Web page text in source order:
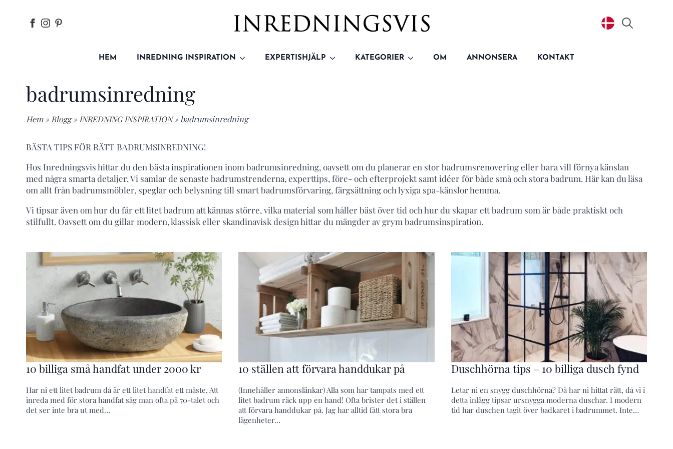
HEM INREDNING INSPIRATION EXPERTISHJÄLP KATEGORIER OM ANNONSERA KONTAKT
badrumsinredning
Hem » Blogg » INREDNING INSPIRATION » badrumsinredning
BÄSTA TIPS FÖR RÄTT BADRUMSINREDNING!
Hos Inredningsvis hittar du den bästa inspirationen inom badrumsinredning, oavsett om du planerar en stor badrumsrenovering eller bara vill förnya känslan
med några smarta detaljer. Vi samlar de senaste badrumstrenderna, experttips, före- och efterprojekt samt idéer för både små och stora badrum. Här kan du läsa
om allt från badrumsmöbler, speglar och belysning till smart badrumsförvaring, färgsättning och lyxiga spa-känslor hemma.
Vi tipsar även om hur du får ett litet badrum att kännas större, vilka material som håller bäst över tid och hur du skapar ett badrum som är både praktiskt och
stilfullt. Oavsett om du gillar modern, klassisk eller skandinavisk design hittar du mängder av grym badrumsinspiration.
10 billiga små handfat under 2000 kr
Har ni ett litet badrum då är ett litet handfat ett måste. Att
inreda med för stora handfat såg man ofta på 70-talet och
det ser inte bra ut med…
10 ställen att förvara handdukar på
(Innehåller annonslänkar) Alla som har tampats med ett
litet badrum räck upp en hand! Ofta brister det i ställen
att förvara handdukar på. Jag har alltid fått stora bra
lägenheter…
Duschhörna tips – 10 billiga dusch fynd
Letar ni en snygg duschhörna? Då har ni hittat rätt, då vi i
detta inlägg tipsar ursnygga moderna duschar. I modern
tid har duschen tagit över badkaret i badrummet. Inte…